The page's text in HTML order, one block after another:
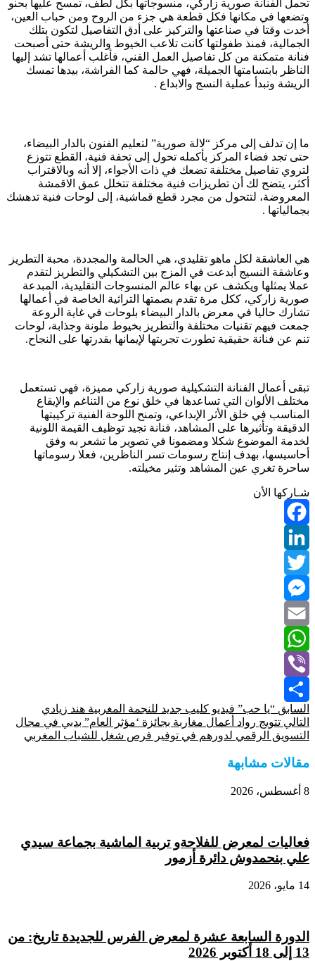
تحمل الفنانة صورية زاركي، منسوجاتها بكل لطف، تمسح عليها بحنو
وتضعها في مكانها فكل قطعة هي جزء من الروح ومن حباب العين،
أخدت وقتا في صناعتها والتركيز على أدق التفاصيل لتكون بتلك
الجمالية، فمنذ طفولتها كانت تلاعب الخيوط والريشة حتى أصبحت
فنانة متمكنة من كل تفاصيل العمل الفني، فأغلب أعمالها تشد إليها
الناظر بابتسامتها الجميلة، فهي حالمة كما الفراشة، بيدها تمسك
الريشة وتبدأ عملية النسج والابداع .
ما إن تدلف إلى مركز “لالة صورية” لتعليم الفنون بالدار البيضاء،
حتى تجد فضاء المركز بأكمله تحول إلى تحفة فنية، القطع تتوزع
لتروي تفاصيل مختلفة تضعك في ذات الأجواء، إلا أنه وبالاقتراب
أكثر، يتضح لك أن تطريزات فنية مختلفة تتخلل عمق الاقمشة
المعروضة، لتتحول من مجرد قطع قماشية، إلى لوحات فنية تدهشك
بجمالياتها .
هي العاشقة لكل ماهو تقليدي، هي الحالمة والمجددة، محبة التطريز
وعاشقة النسيج أبدعت في المزج بين التشكيلي والتطريز لتقدم
عملا يمثلها ويكشف عن بهاء عالم المنسوجات التقليدية، المبدعة
صورية زاركي، ككل مرة تقدم بصمتها التراثية الخاصة في أعمالها
تشارك حاليا في معرض بالدار البيضاء بلوحات في غاية الروعة
جمعت فيهم تقنيات مختلفة والتطريز بخيوط ملونة وجذابة، لوحات
تنم عن فنانة حقيقية تطورت تجربتها لإيمانها بقدرتها على النجاح.
تبقى أعمال الفنانة التشكيلية صورية زاركي مميزة، فهي تستعمل
مختلف الألوان التي تساعدها في خلق نوع من التناغم والإيقاع
المناسب في خلق الأثر الإبداعي، وتمنح اللوحة الفنية تركيبتها
الدقيقة وتأثيرها على المشاهد، فنانة تجيد توظيف القيمة اللونية
لخدمة الموضوع شكلا ومضمونا في تصوير ما تشعر به وفق
أحاسيسها، بهدف إنتاج رسومات تسر الناظرين، فعلا رسوماتها
ساحرة تغري عين المشاهد وتثير مخيلته.
شـاركها الأن
Facebook
LinkedIn
Twitter
Messenger
Email
WhatsApp
Viber
Share
السابق “يا حب” فيديو كليب جديد للنجمة المغربية هند زيادي
التالي تتويج رواد أعمال مغاربة بجائزة ‘مؤثر العام” بدبي في مجال
التسويق الرقمي لدورهم في توفير فرص شغل للشباب المغربي
مقالات مشابهة
8 أغسطس، 2026
فعاليات لمعرض للفلاحةو تربية الماشية بجماعة سيدي
علي بنحمدوش دائرة أزمور
14 مايو، 2026
الدورة السابعة عشرة لمعرض الفرس للجديدة تاريخ: من
13 إلى 18 أكتوبر 2026